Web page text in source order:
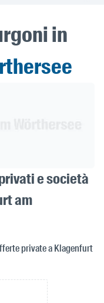
in
e società
am
private a Klagenfurt